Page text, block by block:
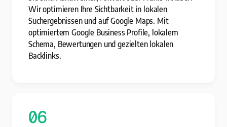
Wir optimieren Ihre Sichtbarkeit in lokalen
Suchergebnissen und auf Google Maps. Mit
optimiertem Google Business Profile, lokalem
Schema, Bewertungen und gezielten lokalen
Backlinks.
06